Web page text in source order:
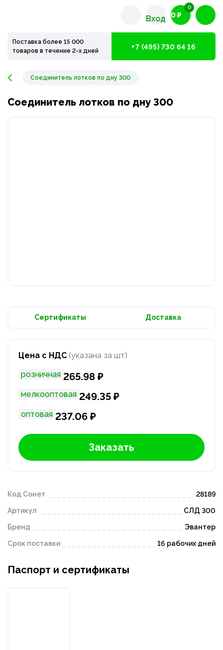
Вход 0 ₽
0
Поставка более 15 000
товаров в течение 2-х дней
+7 (495) 730 64 16
Соединитель лотков по дну 300
Соединитель лотков по дну 300
Сертификаты Доставка
Цена с НДС (указана за шт)
розничная 265.98 ₽
мелкооптовая 249.35 ₽
оптовая 237.06 ₽
Заказать
Код Сонет 28189
Артикул СЛД 300
Бренд Эвантер
Срок поставки 16 рабочих дней
Паспорт и сертификаты